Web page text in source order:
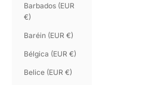
Barbados (EUR
€)
Baréin (EUR €)
Bélgica (EUR €)
Belice (EUR €)